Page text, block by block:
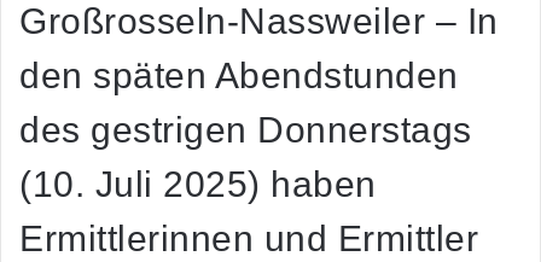
Großrosseln-Nassweiler – In
den späten Abendstunden
des gestrigen Donnerstags
(10. Juli 2025) haben
Ermittlerinnen und Ermittler